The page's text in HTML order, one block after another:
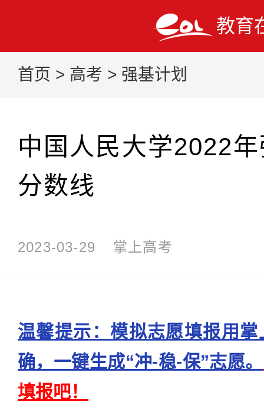
教育
首页 > 高考 > 强基计划
中国人民大学2022
分数线
2023-03-29 掌上高考
温馨提示：模拟志愿填报用
确，一键生成“冲-稳-保”志愿。
填报吧！